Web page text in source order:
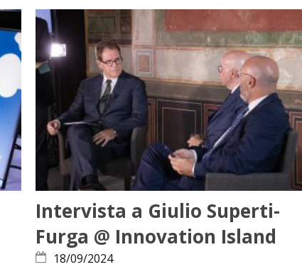
Intervista a Giulio Superti-
Furga @ Innovation Island
18/09/2024